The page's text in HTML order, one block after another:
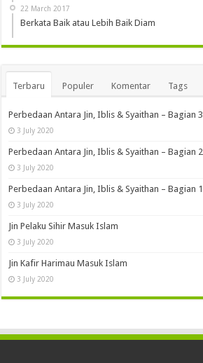
22 March 2017
Berkata Baik atau Lebih Baik Diam
Terbaru Populer Komentar Tags
Perbedaan Antara Jin, Iblis & Syaithan – Bagian 3
3 July 2020
Perbedaan Antara Jin, Iblis & Syaithan – Bagian 2
3 July 2020
Perbedaan Antara Jin, Iblis & Syaithan – Bagian 1
3 July 2020
Jin Pelaku Sihir Masuk Islam
3 July 2020
Jin Kafir Harimau Masuk Islam
3 July 2020